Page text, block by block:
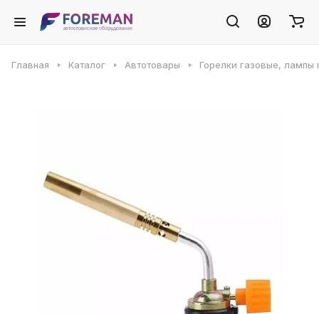
Главная Каталог Автотовары Горелки газовые, лампы